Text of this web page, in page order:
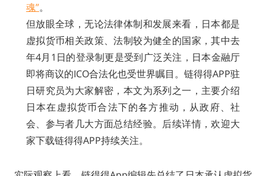
魂”。
但放眼全球，无论法律体制和发展来看，日本都是
虚拟货币相关政策、法制较为健全的国家，其中去
年4月1日的登录制更是受到广泛关注，日本金融厅
即将商议的ICO合法化也受世界瞩目。链得得APP驻
日研究员为大家解密，本文为系列之一，主要介绍
日本在虚拟货币合法下的各方推动，从政府、社
会、参与者几大方面总结经验。后续详情，欢迎大
家下载链得得APP持续关注。